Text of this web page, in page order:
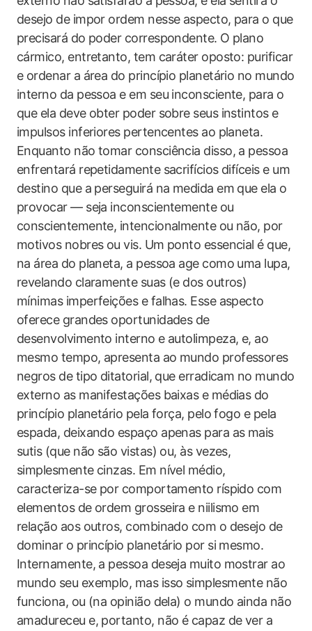
desejo de impor ordem nesse aspecto, para o que
precisará do poder correspondente. O plano
cármico, entretanto, tem caráter oposto: purificar
e ordenar a área do princípio planetário no mundo
interno da pessoa e em seu inconsciente, para o
que ela deve obter poder sobre seus instintos e
impulsos inferiores pertencentes ao planeta.
Enquanto não tomar consciência disso, a pessoa
enfrentará repetidamente sacrifícios difíceis e um
destino que a perseguirá na medida em que ela o
provocar — seja inconscientemente ou
conscientemente, intencionalmente ou não, por
motivos nobres ou vis. Um ponto essencial é que,
na área do planeta, a pessoa age como uma lupa,
revelando claramente suas (e dos outros)
mínimas imperfeições e falhas. Esse aspecto
oferece grandes oportunidades de
desenvolvimento interno e autolimpeza, e, ao
mesmo tempo, apresenta ao mundo professores
negros de tipo ditatorial, que erradicam no mundo
externo as manifestações baixas e médias do
princípio planetário pela força, pelo fogo e pela
espada, deixando espaço apenas para as mais
sutis (que não são vistas) ou, às vezes,
simplesmente cinzas. Em nível médio,
caracteriza-se por comportamento ríspido com
elementos de ordem grosseira e niilismo em
relação aos outros, combinado com o desejo de
dominar o princípio planetário por si mesmo.
Internamente, a pessoa deseja muito mostrar ao
mundo seu exemplo, mas isso simplesmente não
funciona, ou (na opinião dela) o mundo ainda não
amadureceu e, portanto, não é capaz de ver a